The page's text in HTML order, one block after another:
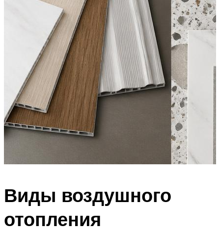
Виды воздушного
отопления